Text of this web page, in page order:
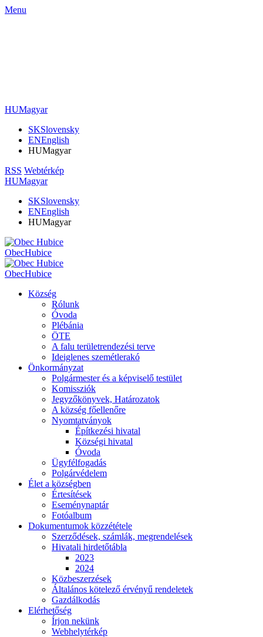
Menu
HUMagyar
SKSlovensky
ENEnglish
HUMagyar
RSS Webtérkép
HUMagyar
SKSlovensky
ENEnglish
HUMagyar
ObecHubice
ObecHubice
Község
Rólunk
Óvoda
Plébánia
ÖTE
A falu területrendezési terve
Ideiglenes szemétlerakó
Önkormányzat
Polgármester és a képviselő testület
Komissziók
Jegyzőkönyvek, Határozatok
A község főellenőre
Nyomtatványok
Építkezési hivatal
Községi hivatal
Óvoda
Ügyfélfogadás
Polgárvédelem
Élet a községben
Értesítések
Eseménynaptár
Fotóalbum
Dokumentumok közzététele
Szerződések, számlák, megrendelések
Hivatali hirdetőtábla
2023
2024
Közbeszerzések
Általános kötelező érvényű rendeletek
Gazdálkodás
Elérhetőség
Írjon nekünk
Webhelytérkép